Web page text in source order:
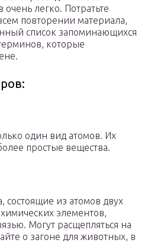
легко. Потратьте
повторении материала,
список запоминающихся
которые
один вид атомов. Их
простые вещества.
состоящие из атомов двух
элементов,
Могут расщепляться на
о загоне для животных, в